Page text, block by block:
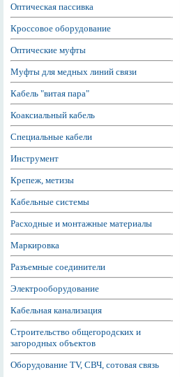
Оптическая пассивка
Кроссовое оборудование
Оптические муфты
Муфты для медных линий связи
Кабель "витая пара"
Коаксиальный кабель
Специальные кабели
Инструмент
Крепеж, метизы
Кабельные системы
Расходные и монтажные материалы
Маркировка
Разъемные соединители
Электрооборудование
Кабельная канализация
Строительство общегородских и
загородных объектов
Оборудование TV, СВЧ, сотовая связь